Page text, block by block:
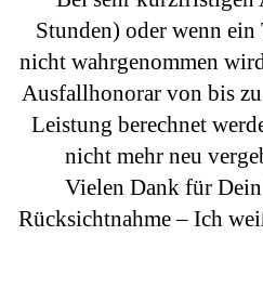
Stunden) oder wenn
nicht wahrgenommen
Ausfallhonorar von bis
Leistung berechnet
nicht mehr neu
Vielen Dank für
Rücksichtnahme – Ich